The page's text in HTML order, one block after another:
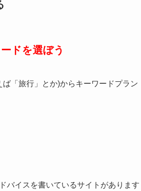
ドを選ぼう
「旅行」とか)からキーワードプラン
バイスを書いているサイトがあります